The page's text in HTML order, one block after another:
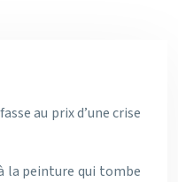
au prix d’une crise
la peinture qui tombe